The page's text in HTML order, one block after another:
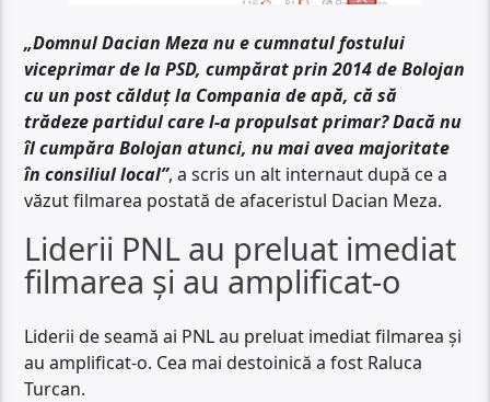
„Domnul Dacian Meza nu e cumnatul fostului
viceprimar de la PSD, cumpărat prin 2014 de Bolojan
cu un post călduț la Compania de apă, că să
trădeze partidul care l-a propulsat primar? Dacă nu
îl cumpăra Bolojan atunci, nu mai avea majoritate
în consiliul local”, a scris un alt internaut după ce a
văzut filmarea postată de afaceristul Dacian Meza.
Liderii PNL au preluat imediat
filmarea și au amplificat-o
Liderii de seamă ai PNL au preluat imediat filmarea și
au amplificat-o. Cea mai destoinică a fost Raluca
Turcan.